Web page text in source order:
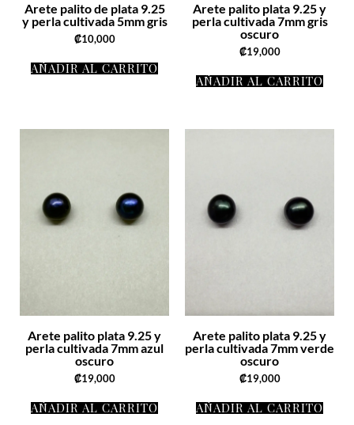
Arete palito de plata 9.25
y perla cultivada 5mm gris
₡10,000
AÑADIR AL CARRITO
Arete palito plata 9.25 y
perla cultivada 7mm gris
oscuro
₡19,000
AÑADIR AL CARRITO
Arete palito plata 9.25 y
perla cultivada 7mm azul
oscuro
₡19,000
AÑADIR AL CARRITO
Arete palito plata 9.25 y
perla cultivada 7mm verde
oscuro
₡19,000
AÑADIR AL CARRITO